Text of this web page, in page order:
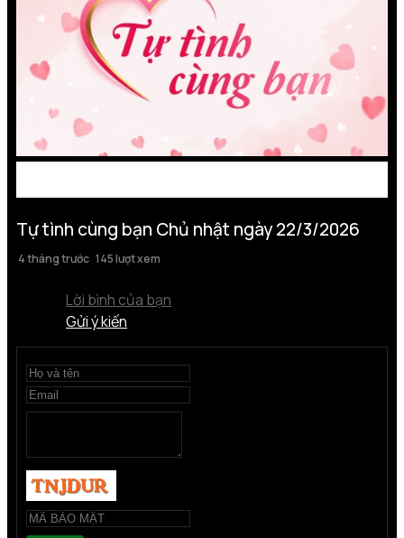
Tự tình cùng bạn Chủ nhật ngày 22/3/2026
4 tháng trước 145 lượt xem
Lời bình của bạn
Gửi ý kiến